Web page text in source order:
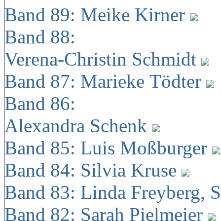
Band 89: Meike Kirner
Band 88:
Verena-Christin Schmidt
Band 87: Marieke Tödter
Band 86:
Alexandra Schenk
Band 85: Luis Moßburger
Band 84: Silvia Kruse
Band 83: Linda Freyberg,
Band 82: Sarah Pielmeier